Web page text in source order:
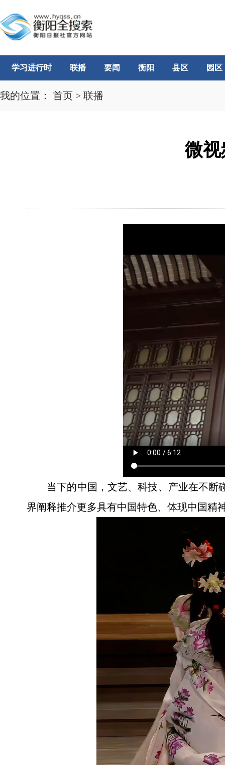
学习进行时 联播 要闻 衡阳 县区 园区
我的位置： 首页 > 联播
微
当下的中国，文艺、科技、产业在不断
界阐释推介更多具有中国特色、体现中国精